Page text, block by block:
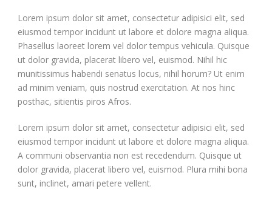
Lorem ipsum dolor sit amet, consectetur adipisici elit, sed
eiusmod tempor incidunt ut labore et dolore magna aliqua.
Phasellus laoreet lorem vel dolor tempus vehicula. Quisque
ut dolor gravida, placerat libero vel, euismod. Nihil hic
munitissimus habendi senatus locus, nihil horum? Ut enim
ad minim veniam, quis nostrud exercitation. At nos hinc
posthac, sitientis piros Afros.
Lorem ipsum dolor sit amet, consectetur adipisici elit, sed
eiusmod tempor incidunt ut labore et dolore magna aliqua.
A communi observantia non est recedendum. Quisque ut
dolor gravida, placerat libero vel, euismod. Plura mihi bona
sunt, inclinet, amari petere vellent.